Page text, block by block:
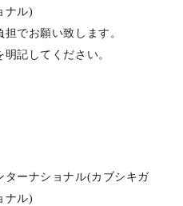
ナル)
でお願い致します。
記してください。
ターナショナル(カブシキガ
ナル)